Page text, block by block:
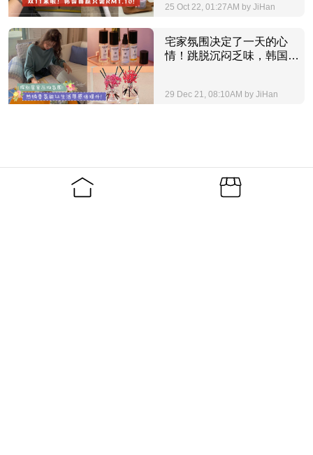
25 Oct 22, 01:27AM by JiHan
宅家氛围决定了一天的心
情！跳脱沉闷乏味，韩国热
29 Dec 21, 08:10AM by JiHan